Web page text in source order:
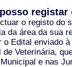
registar
o registo do
da área da sua
o Edital enviado
de Veterinária,
e nas